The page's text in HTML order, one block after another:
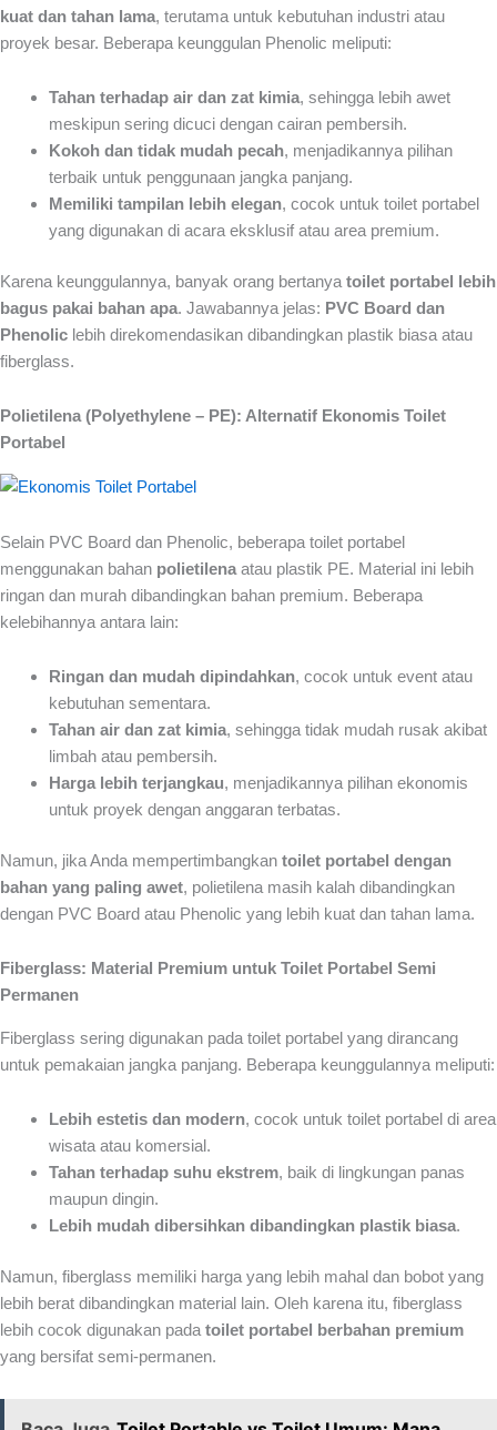
kuat dan tahan lama, terutama untuk kebutuhan industri atau
proyek besar. Beberapa keunggulan Phenolic meliputi:
Tahan terhadap air dan zat kimia, sehingga lebih awet
meskipun sering dicuci dengan cairan pembersih.
Kokoh dan tidak mudah pecah, menjadikannya pilihan
terbaik untuk penggunaan jangka panjang.
Memiliki tampilan lebih elegan, cocok untuk toilet portabel
yang digunakan di acara eksklusif atau area premium.
Karena keunggulannya, banyak orang bertanya toilet portabel lebih
bagus pakai bahan apa. Jawabannya jelas: PVC Board dan
Phenolic lebih direkomendasikan dibandingkan plastik biasa atau
fiberglass.
Polietilena (Polyethylene – PE): Alternatif Ekonomis Toilet
Portabel
Selain PVC Board dan Phenolic, beberapa toilet portabel
menggunakan bahan polietilena atau plastik PE. Material ini lebih
ringan dan murah dibandingkan bahan premium. Beberapa
kelebihannya antara lain:
Ringan dan mudah dipindahkan, cocok untuk event atau
kebutuhan sementara.
Tahan air dan zat kimia, sehingga tidak mudah rusak akibat
limbah atau pembersih.
Harga lebih terjangkau, menjadikannya pilihan ekonomis
untuk proyek dengan anggaran terbatas.
Namun, jika Anda mempertimbangkan toilet portabel dengan
bahan yang paling awet, polietilena masih kalah dibandingkan
dengan PVC Board atau Phenolic yang lebih kuat dan tahan lama.
Fiberglass: Material Premium untuk Toilet Portabel Semi
Permanen
Fiberglass sering digunakan pada toilet portabel yang dirancang
untuk pemakaian jangka panjang. Beberapa keunggulannya meliputi:
Lebih estetis dan modern, cocok untuk toilet portabel di area
wisata atau komersial.
Tahan terhadap suhu ekstrem, baik di lingkungan panas
maupun dingin.
Lebih mudah dibersihkan dibandingkan plastik biasa.
Namun, fiberglass memiliki harga yang lebih mahal dan bobot yang
lebih berat dibandingkan material lain. Oleh karena itu, fiberglass
lebih cocok digunakan padatoilet portabel berbahan premium
yang bersifat semi-permanen.